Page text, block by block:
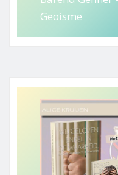
Geoisme